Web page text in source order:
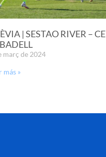
| SESTAO RIVER – CE
març de 2024
más »